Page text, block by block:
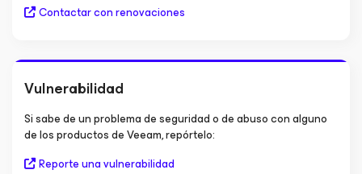
Contactar con renovaciones
Vulnerabilidad
Si sabe de un problema de seguridad o de abuso con alguno
de los productos de Veeam, repórtelo:
Reporte una vulnerabilidad